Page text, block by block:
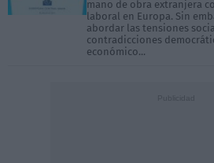
mano de obra extranjera
laboral en Europa. Sin
abordar las tensiones
contradicciones
económico...